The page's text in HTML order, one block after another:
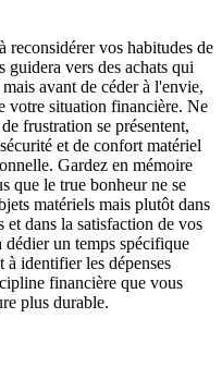
reconsidérer vos habitudes de
guidera vers des achats qui
avant de céder à l'envie,
votre situation financière. Ne
frustration se présentent,
et de confort matériel
Gardez en mémoire
que le true bonheur ne se
matériels mais plutôt dans
et dans la satisfaction de vos
dédier un temps spécifique
à identifier les dépenses
financière que vous
plus durable.